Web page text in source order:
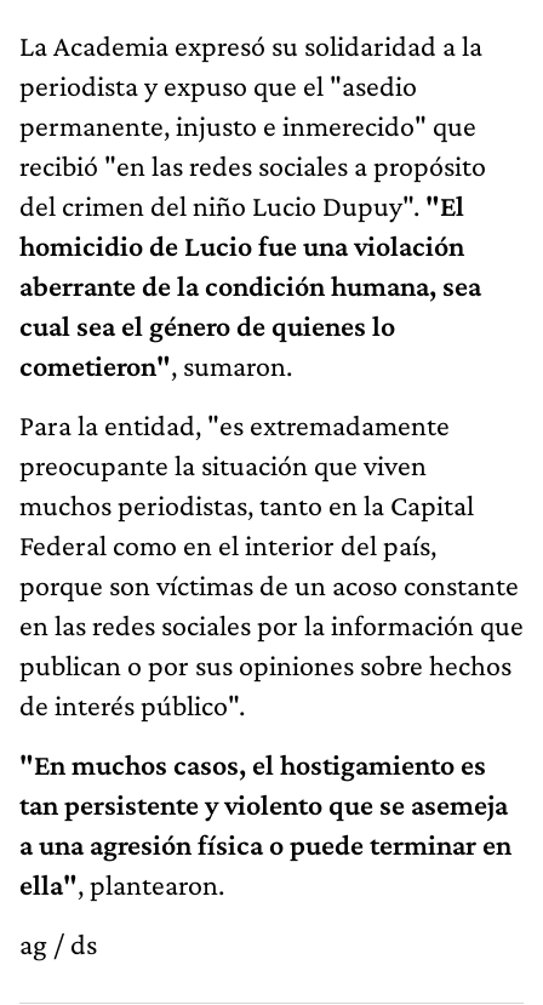
La Academia expresó su solidaridad a la
periodista y expuso que el "asedio
permanente, injusto e inmerecido" que
recibió "en las redes sociales a propósito
del crimen del niño Lucio Dupuy". "El
homicidio de Lucio fue una violación
aberrante de la condición humana, sea
cual sea el género de quienes lo
cometieron", sumaron.
Para la entidad, "es extremadamente
preocupante la situación que viven
muchos periodistas, tanto en la Capital
Federal como en el interior del país,
porque son víctimas de un acoso constante
en las redes sociales por la información que
publican o por sus opiniones sobre hechos
de interés público".
"En muchos casos, el hostigamiento es
tan persistente y violento que se asemeja
a una agresión física o puede terminar en
ella", plantearon.
ag / ds